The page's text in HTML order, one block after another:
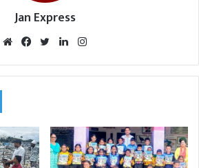
Jan Express
We
te
Fac
oo
Twi
r
Lin
In am